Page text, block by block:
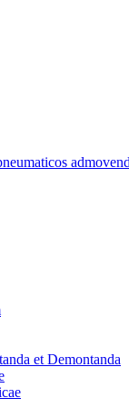
et Demontanda